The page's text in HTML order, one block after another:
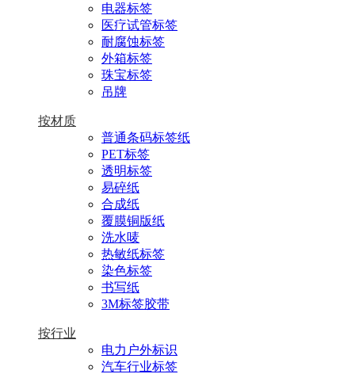
电器标签
医疗试管标签
耐腐蚀标签
外箱标签
珠宝标签
吊牌
按材质
普通条码标签纸
PET标签
透明标签
易碎纸
合成纸
覆膜铜版纸
洗水唛
热敏纸标签
染色标签
书写纸
3M标签胶带
按行业
电力户外标识
汽车行业标签